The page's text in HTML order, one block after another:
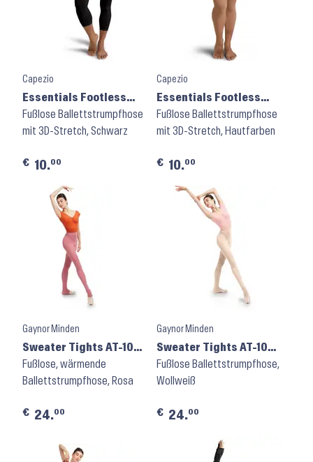
Capezio
Essentials Footless
Tights V1885W ⬝ Black
Fußlose Ballettstrumpfhose
mit 3D-Stretch, Schwarz
€ 10.00
Capezio
Essentials Footless
Tights V1885W ⬝ Light
Suntan
Fußlose Ballettstrumpfhose
mit 3D-Stretch, Hautfarben
€ 10.00
Gaynor Minden
Sweater Tights AT-104
⬝ Rose
Fußlose, wärmende
Ballettstrumpfhose, Rosa
€ 24.00
Gaynor Minden
Sweater Tights AT-104
⬝ Ecru
Fußlose Ballettstrumpfhose,
Wollweiß
€ 24.00